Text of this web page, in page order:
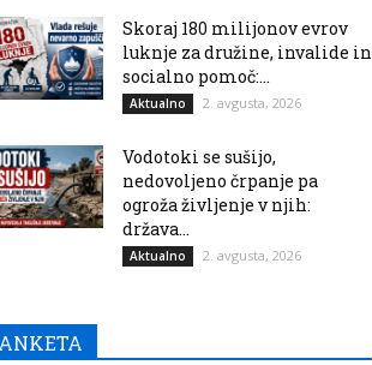
Skoraj 180 milijonov evrov
luknje za družine, invalide in
socialno pomoč:...
Aktualno 2. avgusta, 2026
Vodotoki se sušijo,
nedovoljeno črpanje pa
ogroža življenje v njih:
država...
Aktualno 2. avgusta, 2026